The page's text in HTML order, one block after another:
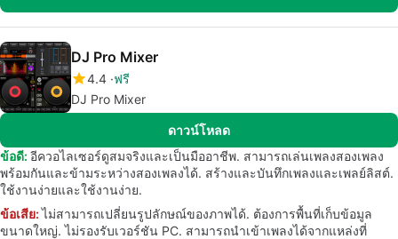
DJ Pro Mixer
4.4 ฟรี
DJ Pro Mixer
ดาวน์โหลด
ข้อดี: อีควอไลเซอร์ดูสมจริงและเป็นมืออาชีพ. สามารถเล่นเพลงสองเพลง
พร้อมกันและข้ามระหว่างสองเพลงได้. สร้างและบันทึกเพลงและเพลย์ลิสต์.
ใช้งานง่ายและใช้งานง่าย.
ข้อเสีย:ไม่สามารถเปลี่ยนรูปลักษณ์ของภาพได้. ต้องการพื้นที่เก็บข้อมูล
ขนาดใหญ่. ไม่รองรับเวอร์ชัน PC. สามารถนำเข้าเพลงได้จากแหล่งที่